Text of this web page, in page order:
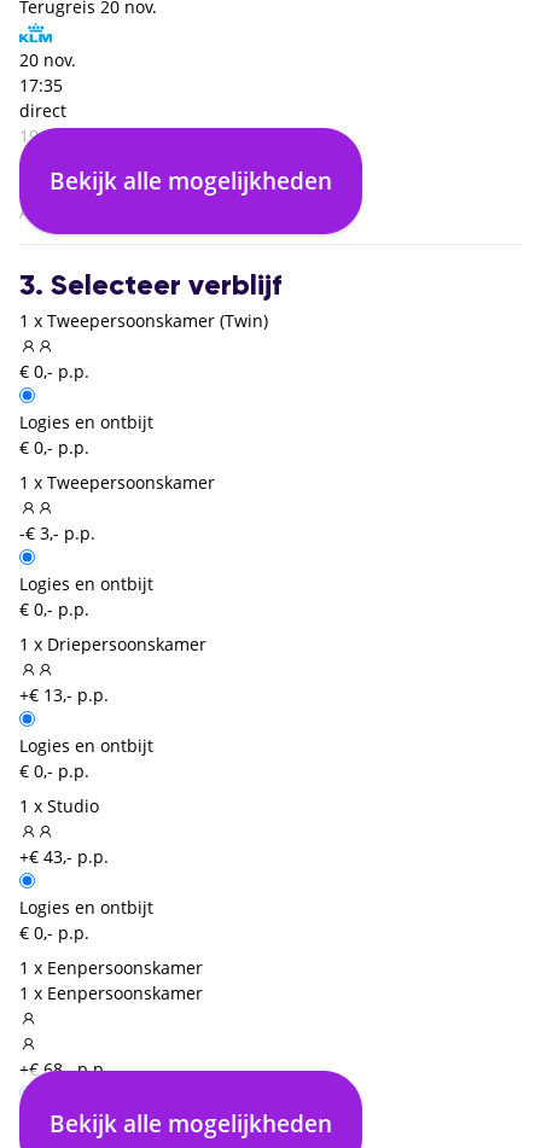
Terugreis 20 nov.
20 nov.
17:35
direct
19:35
Krakow Balice (KRK)
02:00
Amsterdam (AMS)
Bekijk alle mogelijkheden
3. Selecteer verblijf
1 x Tweepersoonskamer (Twin)
€ 0,- p.p.
Logies en ontbijt
€ 0,- p.p.
1 x Tweepersoonskamer
-€ 3,- p.p.
Logies en ontbijt
€ 0,- p.p.
1 x Driepersoonskamer
+€ 13,- p.p.
Logies en ontbijt
€ 0,- p.p.
1 x Studio
+€ 43,- p.p.
Logies en ontbijt
€ 0,- p.p.
1 x Eenpersoonskamer
1 x Eenpersoonskamer
+€ 68,- p.p.
Logies en ontbijt
Bekijk alle mogelijkheden